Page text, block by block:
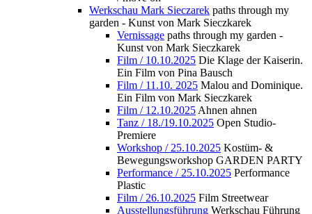
Werkschau Mark Sieczarek paths through my
garden - Kunst von Mark Sieczkarek
Vernissage paths through my garden -
Kunst von Mark Sieczkarek
Film / 10.10.2025 Die Klage der Kaiserin.
Ein Film von Pina Bausch
Film / 11.10. 2025 Malou and Dominique.
Ein Film von Mark Sieczkarek
Film / 12.10.2025 Ahnen ahnen
Tanz / 18./19.10.2025 Open Studio-
Premiere
Workshop / 25.10.2025 Kostüm- &
Bewegungsworkshop GARDEN PARTY
Performance / 25.10.2025 Performance
Plastic
Film / 26.10.2025 Film Streetwear
Ausstellungsführung Werkschau Führung